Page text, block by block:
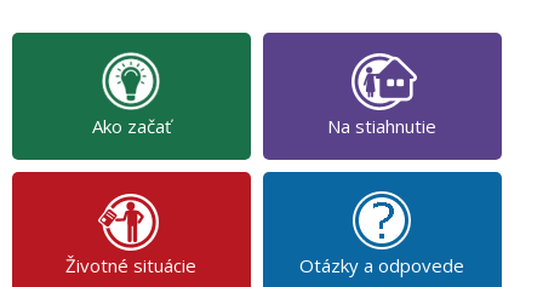
Ako začať Na stiahnutie
Životné situácie Otázky a odpovede